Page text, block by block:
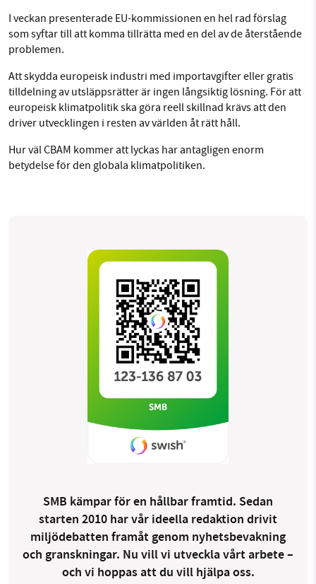
I veckan presenterade EU-kommissionen en hel rad förslag
som syftar till att komma tillrätta med en del av de återstående
problemen.
Att skydda europeisk industri med importavgifter eller gratis
tilldelning av utsläppsrätter är ingen långsiktig lösning. För att
europeisk klimatpolitik ska göra reell skillnad krävs att den
driver utvecklingen i resten av världen åt rätt håll.
Hur väl CBAM kommer att lyckas har antagligen enorm
betydelse för den globala klimatpolitiken.
SMB kämpar för en hållbar framtid. Sedan
starten 2010 har vår ideella redaktion drivit
miljödebatten framåt genom nyhetsbevakning
och granskningar. Nu vill vi utveckla vårt arbete –
och vi hoppas att du vill hjälpa oss.